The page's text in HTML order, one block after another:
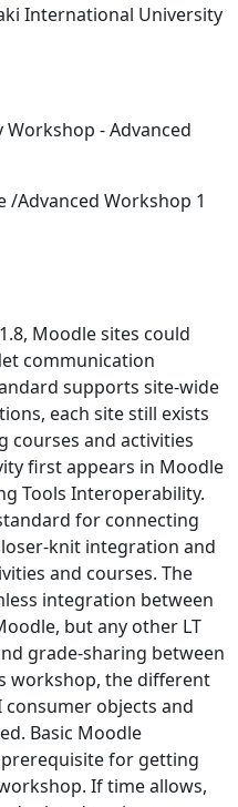
International University
- Advanced
/Advanced Workshop 1
Moodle sites could
communication
supports site-wide
each site still exists
courses and activities
first appears in Moodle
Tools Interoperability.
for connecting
knit integration and
and courses. The
integration between
but any other LT
grade-sharing between
workshop, the different
objects and
Basic Moodle
for getting
If time allows,